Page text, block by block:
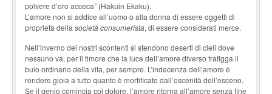
polvere d’oro acceca” (Hakuin Ekaku).
L’amore non si addice all’uomo o alla donna di essere oggetti di
proprietà della società consumerista, di essere considerati merce.
Nell’inverno dei nostri scontenti si stendono deserti di cieli dove
nessuno va, per il timore che la luce dell’amore diverso trafigga il
buio ordinario della vita, per sempre. L’indecenza dell’amore è
rendere gioia a tutto quanto è mortificato dall’oscenità dell’osceno.
Se il genio comincia col dolore, l’amore ritorna all’amore senza fine